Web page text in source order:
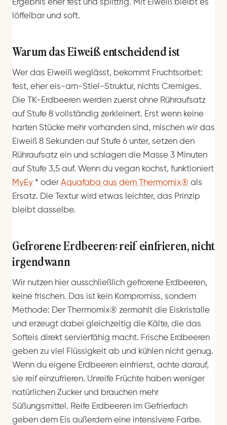
Ergebnis eher fest und splittrig. Mit Eiweiß bleibt es
löffelbar und soft.
Warum das Eiweiß entscheidend ist
Wer das Eiweiß weglässt, bekommt Fruchtsorbet:
fest, eher eis-am-Stiel-Struktur, nichts Cremiges.
Die TK-Erdbeeren werden zuerst ohne Rühraufsatz
auf Stufe 8 vollständig zerkleinert. Erst wenn keine
harten Stücke mehr vorhanden sind, mischen wir das
Eiweiß 8 Sekunden auf Stufe 6 unter, setzen den
Rühraufsatz ein und schlagen die Masse 3 Minuten
auf Stufe 3,5 auf. Wenn du vegan kochst, funktioniert
MyEy * oder Aquafaba aus dem Thermomix® als
Ersatz. Die Textur wird etwas leichter, das Prinzip
bleibt dasselbe.
Gefrorene Erdbeeren: reif einfrieren, nicht
irgendwann
Wir nutzen hier ausschließlich gefrorene Erdbeeren,
keine frischen. Das ist kein Kompromiss, sondern
Methode: Der Thermomix® zermahlt die Eiskristalle
und erzeugt dabei gleichzeitig die Kälte, die das
Softeis direkt servierfähig macht. Frische Erdbeeren
geben zu viel Flüssigkeit ab und kühlen nicht genug.
Wenn du eigene Erdbeeren einfrierst, achte darauf,
sie reif einzufrieren. Unreife Früchte haben weniger
natürlichen Zucker und brauchen mehr
Süßungsmittel. Reife Erdbeeren im Gefrierfach
geben dem Eis außerdem eine intensivere Farbe.